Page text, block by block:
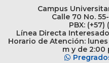
Campus
Calle 70 No.
PBX:
Línea Directa
Horario de Atención:
m y de 2:00